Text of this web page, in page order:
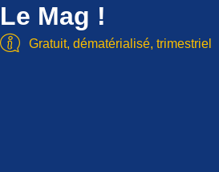
Le Mag !
Gratuit, dématérialisé, trimestriel